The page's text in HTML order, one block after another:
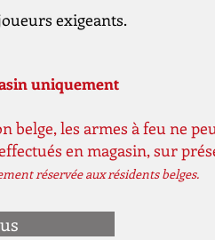
exigeants.
uniquement
belge, les armes à feu ne
en magasin, sur
réservée aux résidents belges.